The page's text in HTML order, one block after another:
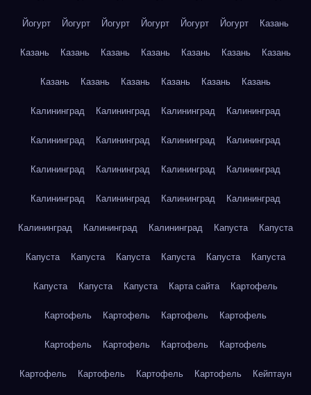
Йогурт Йогурт Йогурт Йогурт Йогурт Йогурт Казань
Казань Казань Казань Казань Казань Казань Казань
Казань Казань Казань Казань Казань Казань
Калининград Калининград Калининград Калининград
Калининград Калининград Калининград Калининград
Калининград Калининград Калининград Калининград
Калининград Калининград Калининград Калининград
Калининград Калининград Калининград Капуста Капуста
Капуста Капуста Капуста Капуста Капуста Капуста
Капуста Капуста Капуста Карта сайта Картофель
Картофель Картофель Картофель Картофель
Картофель Картофель Картофель Картофель
Картофель Картофель Картофель Картофель Кейптаун